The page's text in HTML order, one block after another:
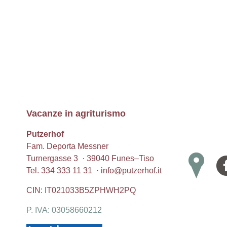
Vacanze in agriturismo
Putzerhof
Fam. Deporta Messner
Turnergasse 3 · 39040 Funes–Tiso
Tel. 334 333 11 31 · info@putzerhof.it
CIN: IT021033B5ZPHWH2PQ
P. IVA: 03058660212